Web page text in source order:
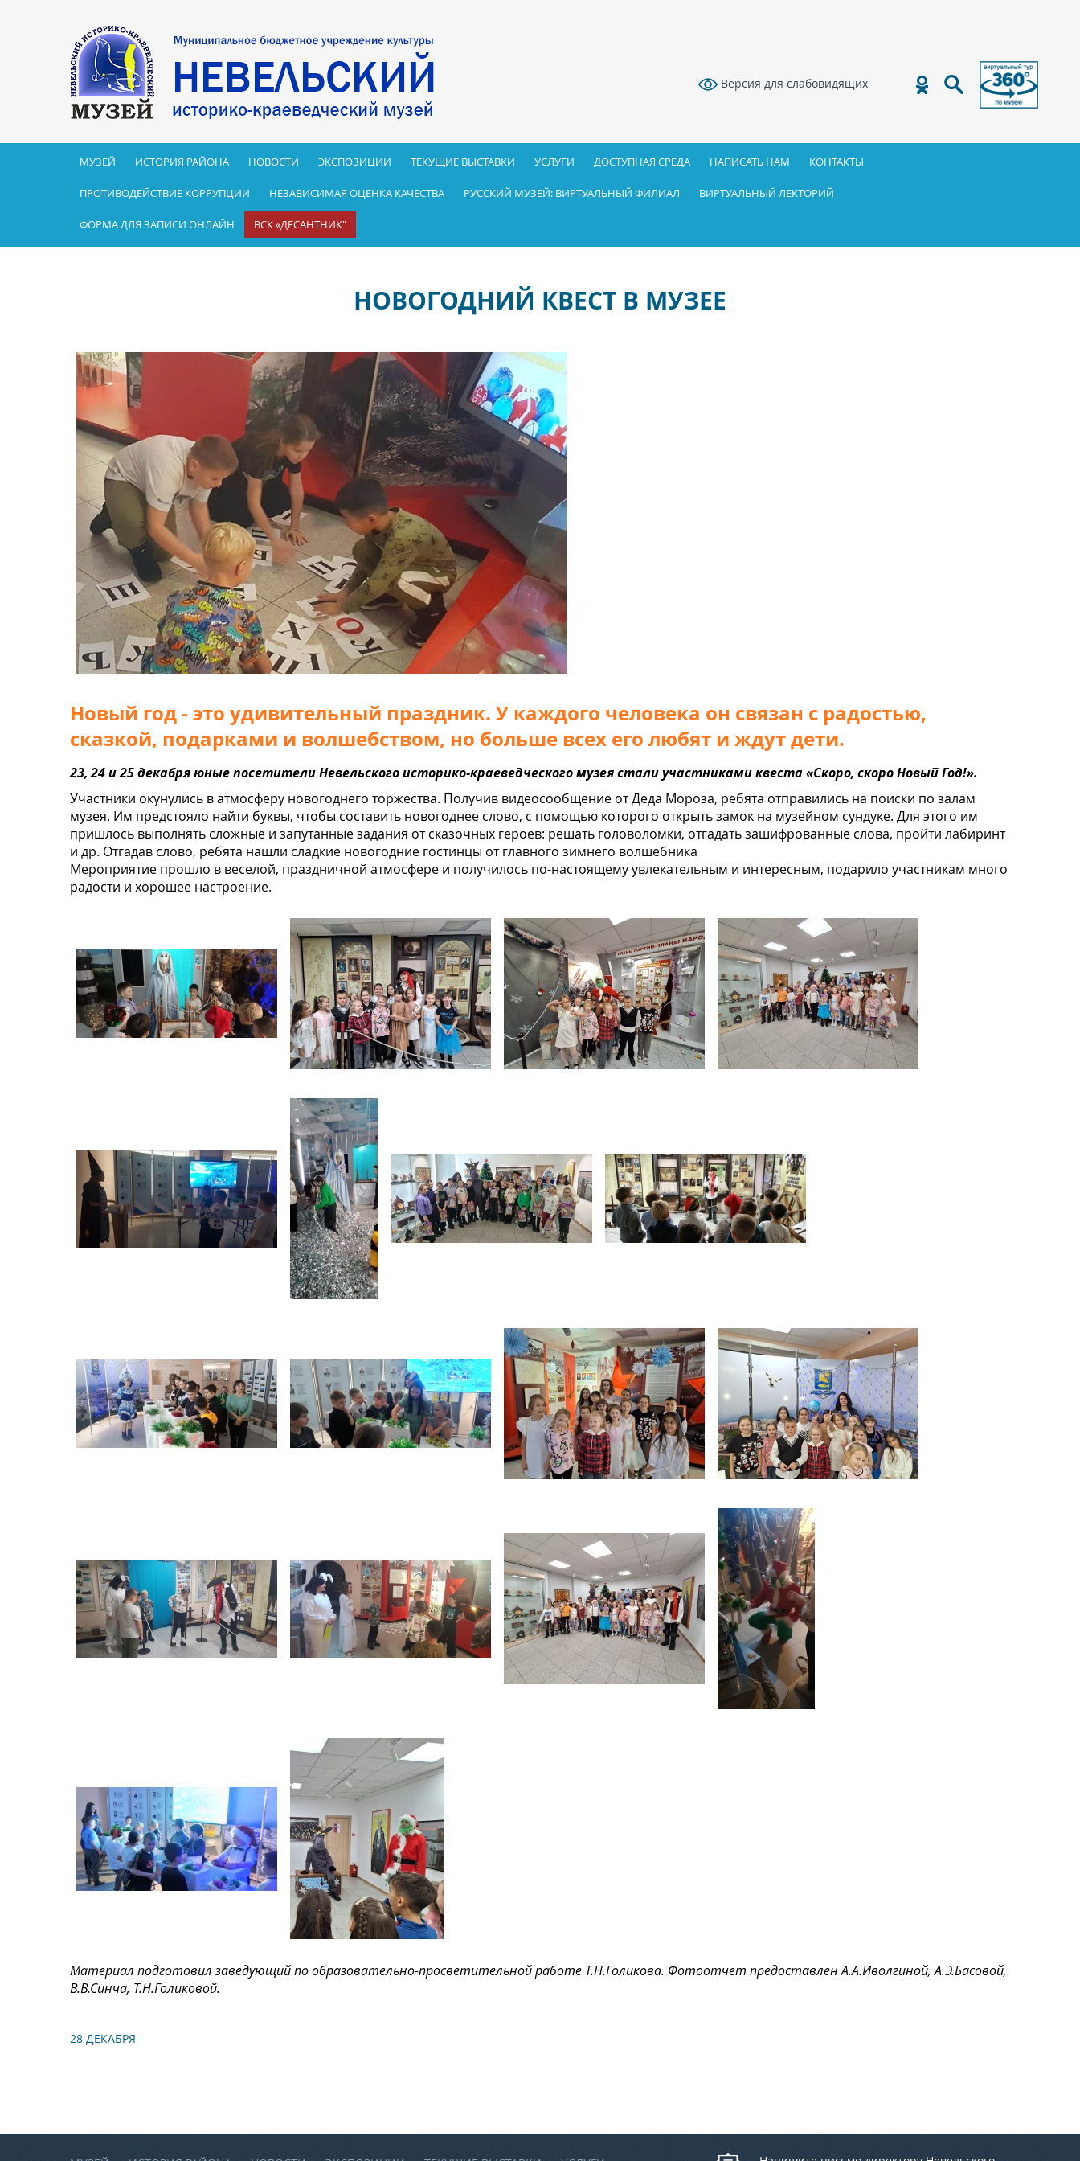
Версия для слабовидящих
МУЗЕЙ ИСТОРИЯ РАЙОНА НОВОСТИ ЭКСПОЗИЦИИ ТЕКУЩИЕ ВЫСТАВКИ УСЛУГИ ДОСТУПНАЯ СРЕДА НАПИСАТЬ НАМ КОНТАКТЫ
ПРОТИВОДЕЙСТВИЕ КОРРУПЦИИ НЕЗАВИСИМАЯ ОЦЕНКА КАЧЕСТВА РУССКИЙ МУЗЕЙ: ВИРТУАЛЬНЫЙ ФИЛИАЛ ВИРТУАЛЬНЫЙ ЛЕКТОРИЙ
ФОРМА ДЛЯ ЗАПИСИ ОНЛАЙН ВСК «ДЕСАНТНИК"
НОВОГОДНИЙ КВЕСТ В МУЗЕЕ
Новый год - это удивительный праздник. У каждого человека он связан с радостью,
сказкой, подарками и волшебством, но больше всех его любят и ждут дети.
23, 24 и 25 декабря юные посетители Невельского историко-краеведческого музея стали участниками квеста «Скоро, скоро Новый Год!».
Участники окунулись в атмосферу новогоднего торжества. Получив видеосообщение от Деда Мороза, ребята отправились на поиски по залам
музея. Им предстояло найти буквы, чтобы составить новогоднее слово, с помощью которого открыть замок на музейном сундуке. Для этого им
пришлось выполнять сложные и запутанные задания от сказочных героев: решать головоломки, отгадать зашифрованные слова, пройти лабиринт
и др. Отгадав слово, ребята нашли сладкие новогодние гостинцы от главного зимнего волшебника
Мероприятие прошло в веселой, праздничной атмосфере и получилось по-настоящему увлекательным и интересным, подарило участникам много
радости и хорошее настроение.
Материал подготовил заведующий по образовательно-просветительной работе Т.Н.Голикова. Фотоотчет предоставлен А.А.Иволгиной, А.Э.Басовой,
В.В.Синча, Т.Н.Голиковой.
28 ДЕКАБРЯ